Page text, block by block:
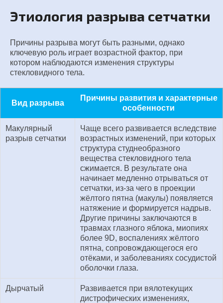
Этиология разрыва сетчатки
Причины разрыва могут быть разными, однако
ключевую роль играет возрастной фактор, при
котором наблюдаются изменения структуры
стекловидного тела.
Вид разрыва
Причины развития и характерные
особенности
Макулярный
разрыв сетчатки
Чаще всего развивается вследствие
возрастных изменений, при которых
структура студнеобразного
вещества стекловидного тела
сжимается. В результате она
начинает медленно отрываться от
сетчатки, из-за чего в проекции
жёлтого пятна (макулы) появляется
натяжение и формируется надрыв.
Другие причины заключаются в
травмах глазного яблока, миопиях
более 9D, воспалениях жёлтого
пятна, сопровождающегося его
отёками, и заболеваниях сосудистой
оболочки глаза.
Дырчатый
Развивается при вялотекущих
дистрофических изменениях,